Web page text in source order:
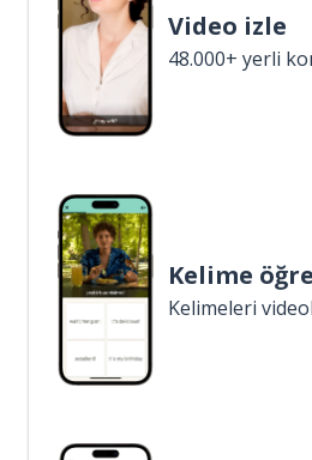
Video izle
48.000+ yerli
Kelime
Kelimeleri